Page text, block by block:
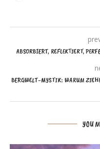
ABSORBIERT, REFLEKTIERT,
BERGWELT-MYSTIK: WARUM
YOU